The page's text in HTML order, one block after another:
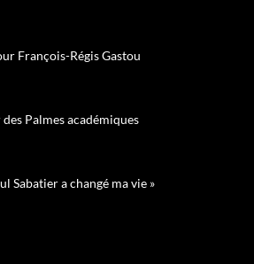
François-Régis Gastou
Palmes académiques
Sabatier a changé ma vie »